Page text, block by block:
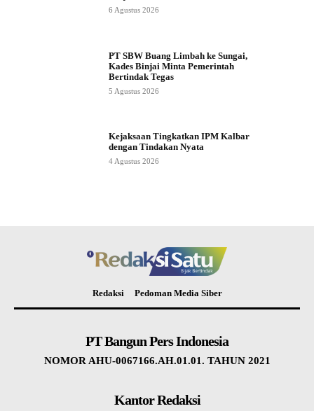
6 Agustus 2026
PT SBW Buang Limbah ke Sungai,
Kades Binjai Minta Pemerintah
Bertindak Tegas
5 Agustus 2026
Kejaksaan Tingkatkan IPM Kalbar
dengan Tindakan Nyata
4 Agustus 2026
Redaksi Pedoman Media Siber
PT Bangun Pers Indonesia
NOMOR AHU-0067166.AH.01.01. TAHUN 2021
Kantor Redaksi